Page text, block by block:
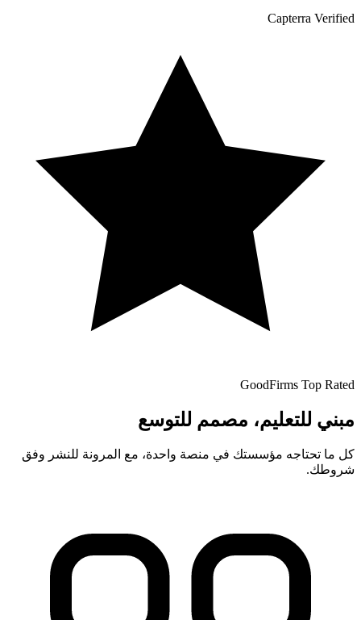
Capterra Verified
GoodFirms Top Rated
مبني للتعليم، مصمم للتوسع
كل ما تحتاجه مؤسستك في منصة واحدة، مع المرونة للنشر وفق
شروطك.